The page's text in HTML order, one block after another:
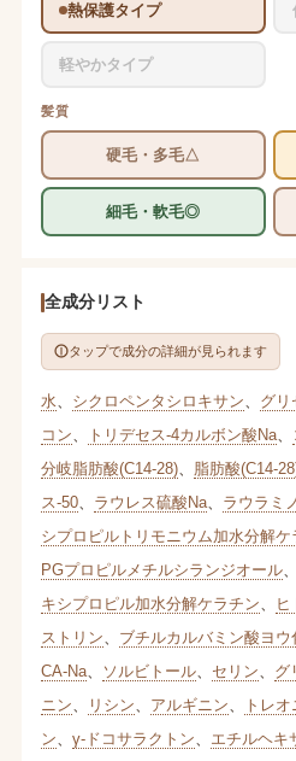
熱保護タイプ
軽やかタイプ
髪質
硬毛・多毛△
細毛・軟毛◎
全成分リスト
タップで成分の詳細が見られます
水 シクロペンタシロキサン グリ
コン
トリデセス-4カルボン酸Na、
分岐脂肪酸(C14-28)、 脂肪酸(C14-
ス-50、 ラウレス硫酸Na、 ラウラミ
シプロピルトリモニウム加水分解ケ
PGプロピルメチルシランジオール、
キシプロピル加水分解ケラチン
ストリン
ブチルカルバミン酸ヨ
CA-Na、 ソルビトール、 セリン グ
ニン
リシン アルギニン トレオ
ン
γ-ドコサラクトン エチルヘキ